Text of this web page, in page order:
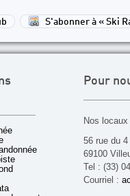
S'abonner à « Ski
Pour
Nos
56 rue du
69100
Tel : (33)
Courriel :